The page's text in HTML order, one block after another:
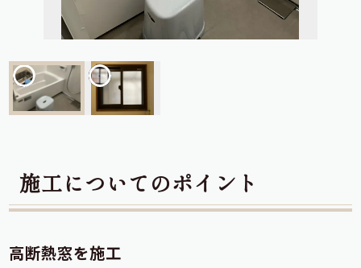
施工についてのポイント
高断熱窓を施工